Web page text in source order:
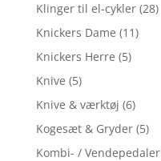
Klinger til el-cykler (28)
Knickers Dame (11)
Knickers Herre (5)
Knive (5)
Knive & værktøj (6)
Kogesæt & Gryder (5)
Kombi- / Vendepedaler